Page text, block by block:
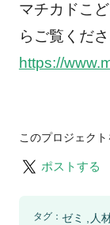
マチカドこ
らご覧くださ
https://
このプロジェクト
ポストする
タグ： ゼミ 人